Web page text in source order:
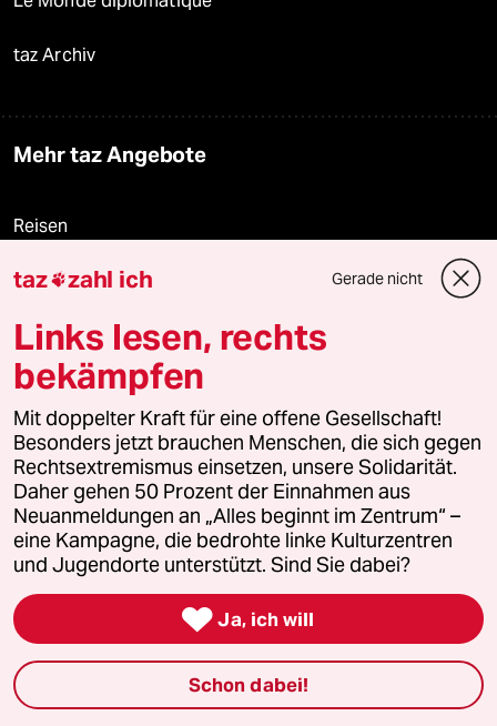
taz Archiv
Mehr taz Angebote
Reisen
Kantine
Shop
Anzeigen
Fragen & Hilfe
Feedback
Aboservice
ePaper Login
taz zahl ich Gerade nicht
Links lesen, rechts
bekämpfen
Mit doppelter Kraft für eine offene Gesellschaft!
Besonders jetzt brauchen Menschen, die sich gegen
Rechtsextremismus einsetzen, unsere Solidarität.
Daher gehen 50 Prozent der Einnahmen aus
Neuanmeldungen an „Alles beginnt im Zentrum“ –
eine Kampagne, die bedrohte linke Kulturzentren
und Jugendorte unterstützt. Sind Sie dabei?
 Ja, ich will
Schon dabei!